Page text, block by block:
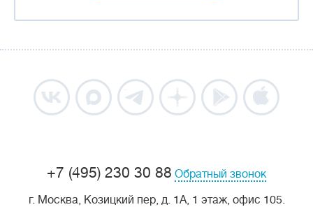
+7 (495) 230 30 88 Обратный звонок
г. Москва, Козицкий пер, д. 1А, 1 этаж, офис 105.